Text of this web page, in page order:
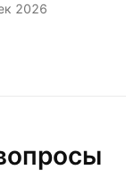
2026